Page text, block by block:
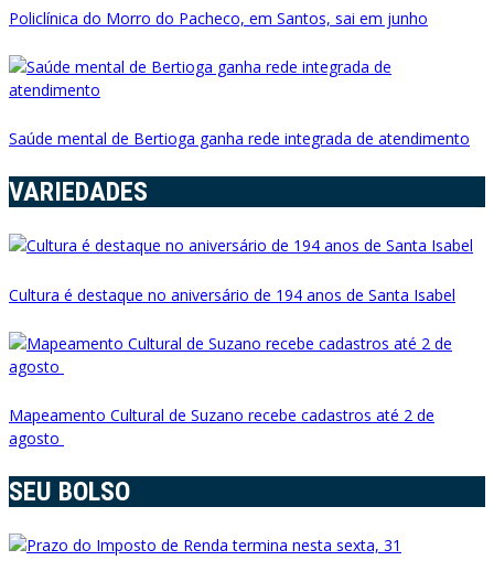
Policlínica do Morro do Pacheco, em Santos, sai em junho
Saúde mental de Bertioga ganha rede integrada de atendimento
VARIEDADES
Cultura é destaque no aniversário de 194 anos de Santa Isabel
Mapeamento Cultural de Suzano recebe cadastros até 2 de
agosto
SEU BOLSO